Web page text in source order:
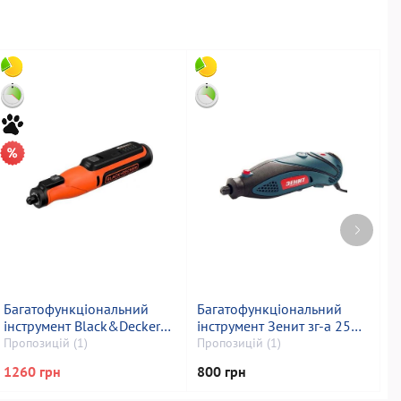
Багатофункціональний
інструмент Black&Decker
bcrt8i
Пропозицій (1)
1260 грн
Багатофункціональний
інструмент Зенит зг-а 2560
843852
Пропозицій (1)
800 грн